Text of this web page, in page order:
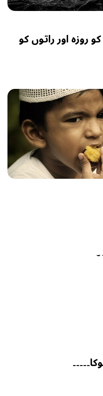
روزہ اور راتوں کو